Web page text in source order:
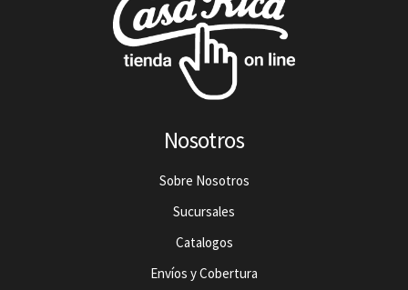
Nosotros
Sobre Nosotros
Sucursales
Catalogos
Envíos y Cobertura